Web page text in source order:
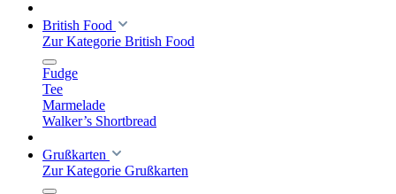
British Food
Zur Kategorie British Food
Fudge
Tee
Marmelade
Walker’s Shortbread
Grußkarten
Zur Kategorie Grußkarten